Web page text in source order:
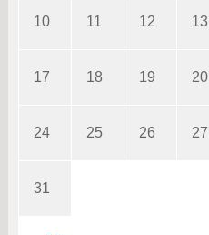
10 11 12 13
17 18 19 20
24 25 26 27
31